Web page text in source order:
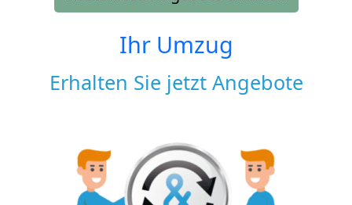
Ihr Umzug
Erhalten Sie jetzt Angebote